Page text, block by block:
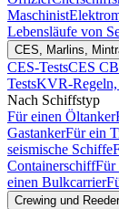
Maschinist
Lebensläufe von
CES, Marlins,
CES-TestsCES
TestsKVR-Regeln,
Nach Schiffstyp
Für einen Öltanker
GastankerFür ein
seismische Schiffe
ContainerschiffFür
einen Bulkcarrier
Crewing und